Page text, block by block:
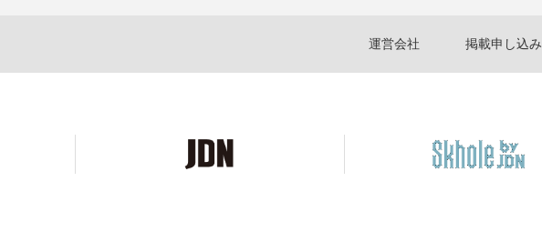
運営会社 掲載申し込み